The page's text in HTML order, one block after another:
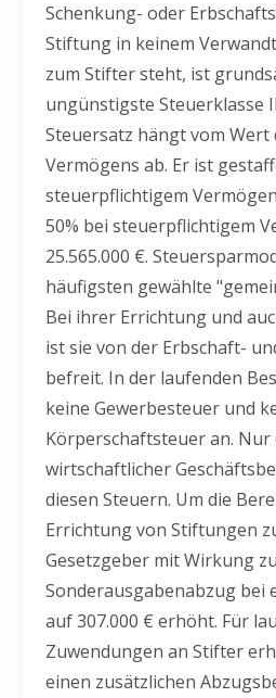
Schenkung- oder
Stiftung in keinem
zum Stifter steht, ist
ungünstigste Steuerklasse
Steuersatz hängt vom
Vermögens ab. Er ist
steuerpflichtigem
50% bei steuerpflichtigem
25.565.000 €.
häufigsten gewählte
Bei ihrer Errichtung und
ist sie von der Erbschaft-
befreit. In der laufenden
keine Gewerbesteuer und
Körperschaftsteuer an.
wirtschaftlicher
diesen Steuern. Um die
Errichtung von Stiftungen
Gesetzgeber mit Wirkung
Sonderausgabenabzug
auf 307.000 € erhöht. Für
Zuwendungen an Stifter
einen zusätzlichen